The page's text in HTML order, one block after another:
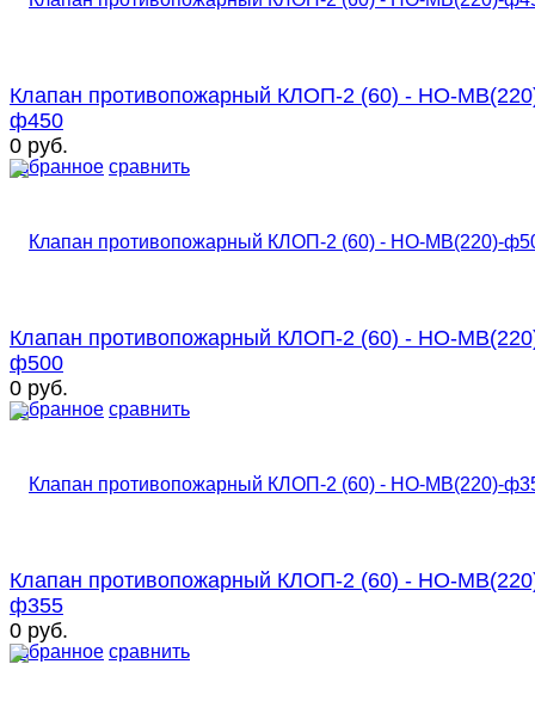
избранное сравнить
Клапан противопожарный КЛОП-2 (60) - НО-
ф450
0 руб.
избранное сравнить
Клапан противопожарный КЛОП-2 (60) - НО-
ф500
0 руб.
избранное сравнить
Клапан противопожарный КЛОП-2 (60) - НО-
ф355
0 руб.